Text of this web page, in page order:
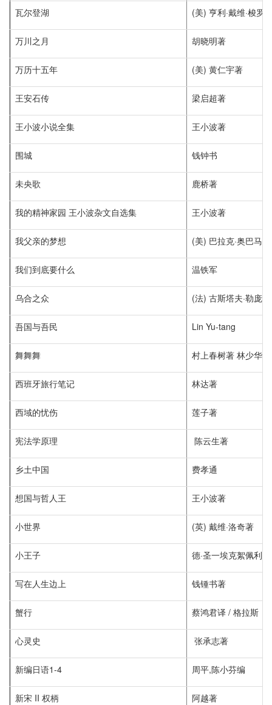
瓦尔登湖 (美) 亨利·戴维·梭罗
万川之月 胡晓明著
万历十五年 (美) 黄仁宇著
王安石传 梁启超著
王小波小说全集 王小波著
围城 钱钟书
未央歌 鹿桥著
我的精神家园 王小波杂文自选集 王小波著
我父亲的梦想 (美) 巴拉克·奥巴马著
我们到底要什么 温铁军
乌合之众 (法) 古斯塔夫·勒庞
吾国与吾民 Lin Yu-tang
舞舞舞 村上春树著 林少华译
西班牙旅行笔记 林达著
西域的忧伤 莲子著
宪法学原理 陈云生著
乡土中国 费孝通
想国与哲人王 王小波著
小世界 (英) 戴维·洛奇著
小王子 德·圣一埃克絮佩利
写在人生边上 钱锺书著
蟹行 蔡鸿君译 / 格拉斯
心灵史 张承志著
新编日语1-4 周平,陈小芬编
新宋 II 权柄 阿越著